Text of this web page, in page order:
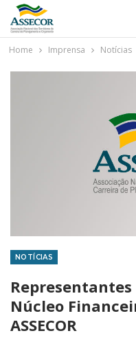
Home Imprensa Notícias
NOTÍCIAS
Representantes
Núcleo
ASSECOR